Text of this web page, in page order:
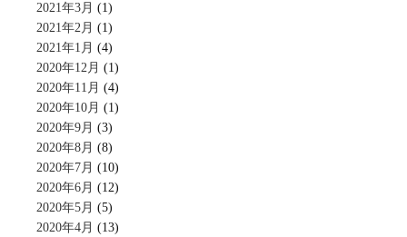
2021年3月 (1)
2021年2月 (1)
2021年1月 (4)
2020年12月 (1)
2020年11月 (4)
2020年10月 (1)
2020年9月 (3)
2020年8月 (8)
2020年7月 (10)
2020年6月 (12)
2020年5月 (5)
2020年4月 (13)